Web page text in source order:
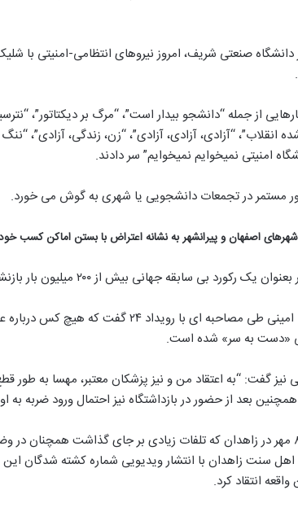
صنعتی شریف، امروز نیروهای انتظامی-امنیتی با
از جمله “دانشجو بیدار است”، “مرگ بر دیکتاتور”،
“آزادی، آزادی، آزادی”، “زن، زندگی، آزادی”،
امنیتی نمیخوایم نمیخوایم” سر دادند.
مستمر در تجمعات دانشجویی یا شهری به گوش می خورد.
شهرهای اصفهان و پیرانشهر به نشانه اعتراض با بستن اماکن کسب
سابقه جهانی بیش از ۲۰۰ میلیون بار بازنشر و توئیت شد.
از دیگر سو، امروز امجد امینی، پدر مهسا امینی طی
«دست به سر» شده است.
گفت: “به اعتقاد من و نیز پزشکان معتبر، مهسا به طور
بعد از حضور در بازداشتگاه نیز احتمال ورود ضربه به
از دیگر سو، اعتراضات خونین روز جمعه ۸ مهر در زاهدان که تلفات زیادی بر جای
انتقاد کرد.